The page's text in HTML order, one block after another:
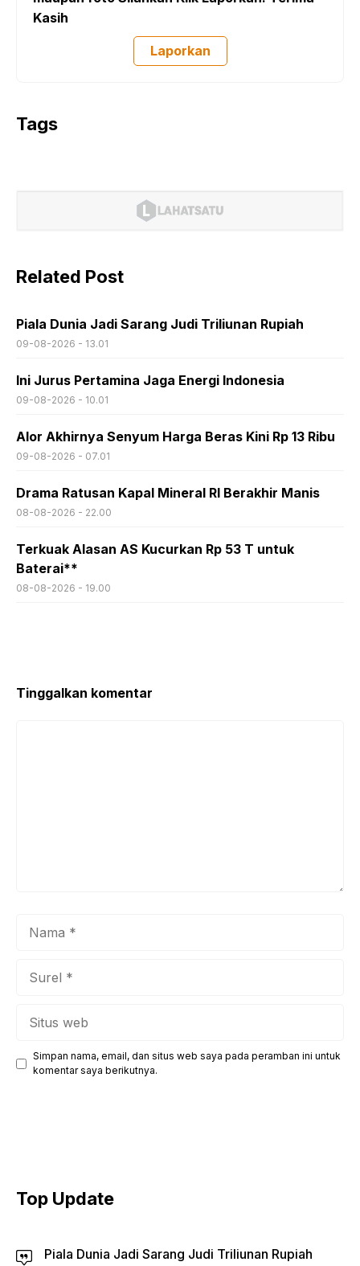
Kasih
Laporkan
Tags
Related Post
Piala Dunia Jadi Sarang Judi Triliunan Rupiah
09-08-2026 - 13.01
Ini Jurus Pertamina Jaga Energi Indonesia
09-08-2026 - 10.01
Alor Akhirnya Senyum Harga Beras Kini Rp 13 Ribu
09-08-2026 - 07.01
Drama Ratusan Kapal Mineral RI Berakhir Manis
08-08-2026 - 22.00
Terkuak Alasan AS Kucurkan Rp 53 T untuk
Baterai**
08-08-2026 - 19.00
Tinggalkan komentar
Simpan nama, email, dan situs web saya pada peramban ini untuk
komentar saya berikutnya.
Top Update
Piala Dunia Jadi Sarang Judi Triliunan Rupiah